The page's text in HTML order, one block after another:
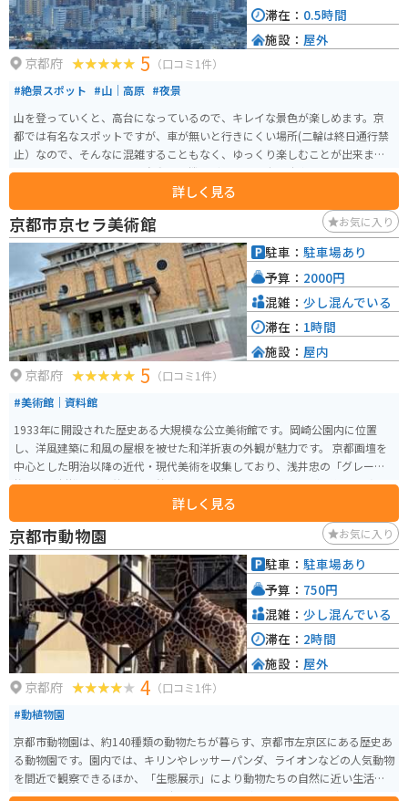
京都府 5 （口コミ1件）
#絶景スポット #山｜高原 #夜景
山を登っていくと、高台になっているので、キレイな景色が楽しめます。京
都では有名なスポットですが、車が無いと行きにくい場所(二輪は終日通行禁
止）なので、そんなに混雑することもなく、ゆっくり楽しむことが出来ま
す。小さなお茶屋さんや、自動販売機などもあり、広い駐車場もあります。
詳しく見る
滞在： 0.5時間
施設： 屋外
京都市京セラ美術館 お気に入り
京都府 5 （口コミ1件）
#美術館｜資料館
1933年に開設された歴史ある大規模な公立美術館です。岡崎公園内に位置
し、洋風建築に和風の屋根を被せた和洋折衷の外観が魅力です。 京都画壇を
中心とした明治以降の近代・現代美術を収集しており、浅井忠の「グレーの
柳」や上村松園の「待月」、竹内栖鳳の「絵になる最初」など、約3800点を
収蔵しています。 2020年春にリニューアルされ、現代アートなどの多彩な展
示を行う新館「東山キューブ」、常設のカフェ、ミュージアムショップ、コ
レクションルームも誕生しました。
詳しく見る
駐車： 駐車場あり
予算： 2000円
混雑： 少し混んでいる
滞在： 1時間
施設： 屋内
京都市動物園 お気に入り
京都府 4 （口コミ1件）
#動植物園
京都市動物園は、約140種類の動物たちが暮らす、京都市左京区にある歴史あ
る動物園です。園内では、キリンやレッサーパンダ、ライオンなどの人気動物
を間近で観察できるほか、「生態展示」により動物たちの自然に近い生活を
楽しめます。また、「ふれあい広場」ではウサギやモルモットと触れ合える
駐車： 駐車場あり
予算： 750円
混雑： 少し混んでいる
滞在： 2時間
施設： 屋外